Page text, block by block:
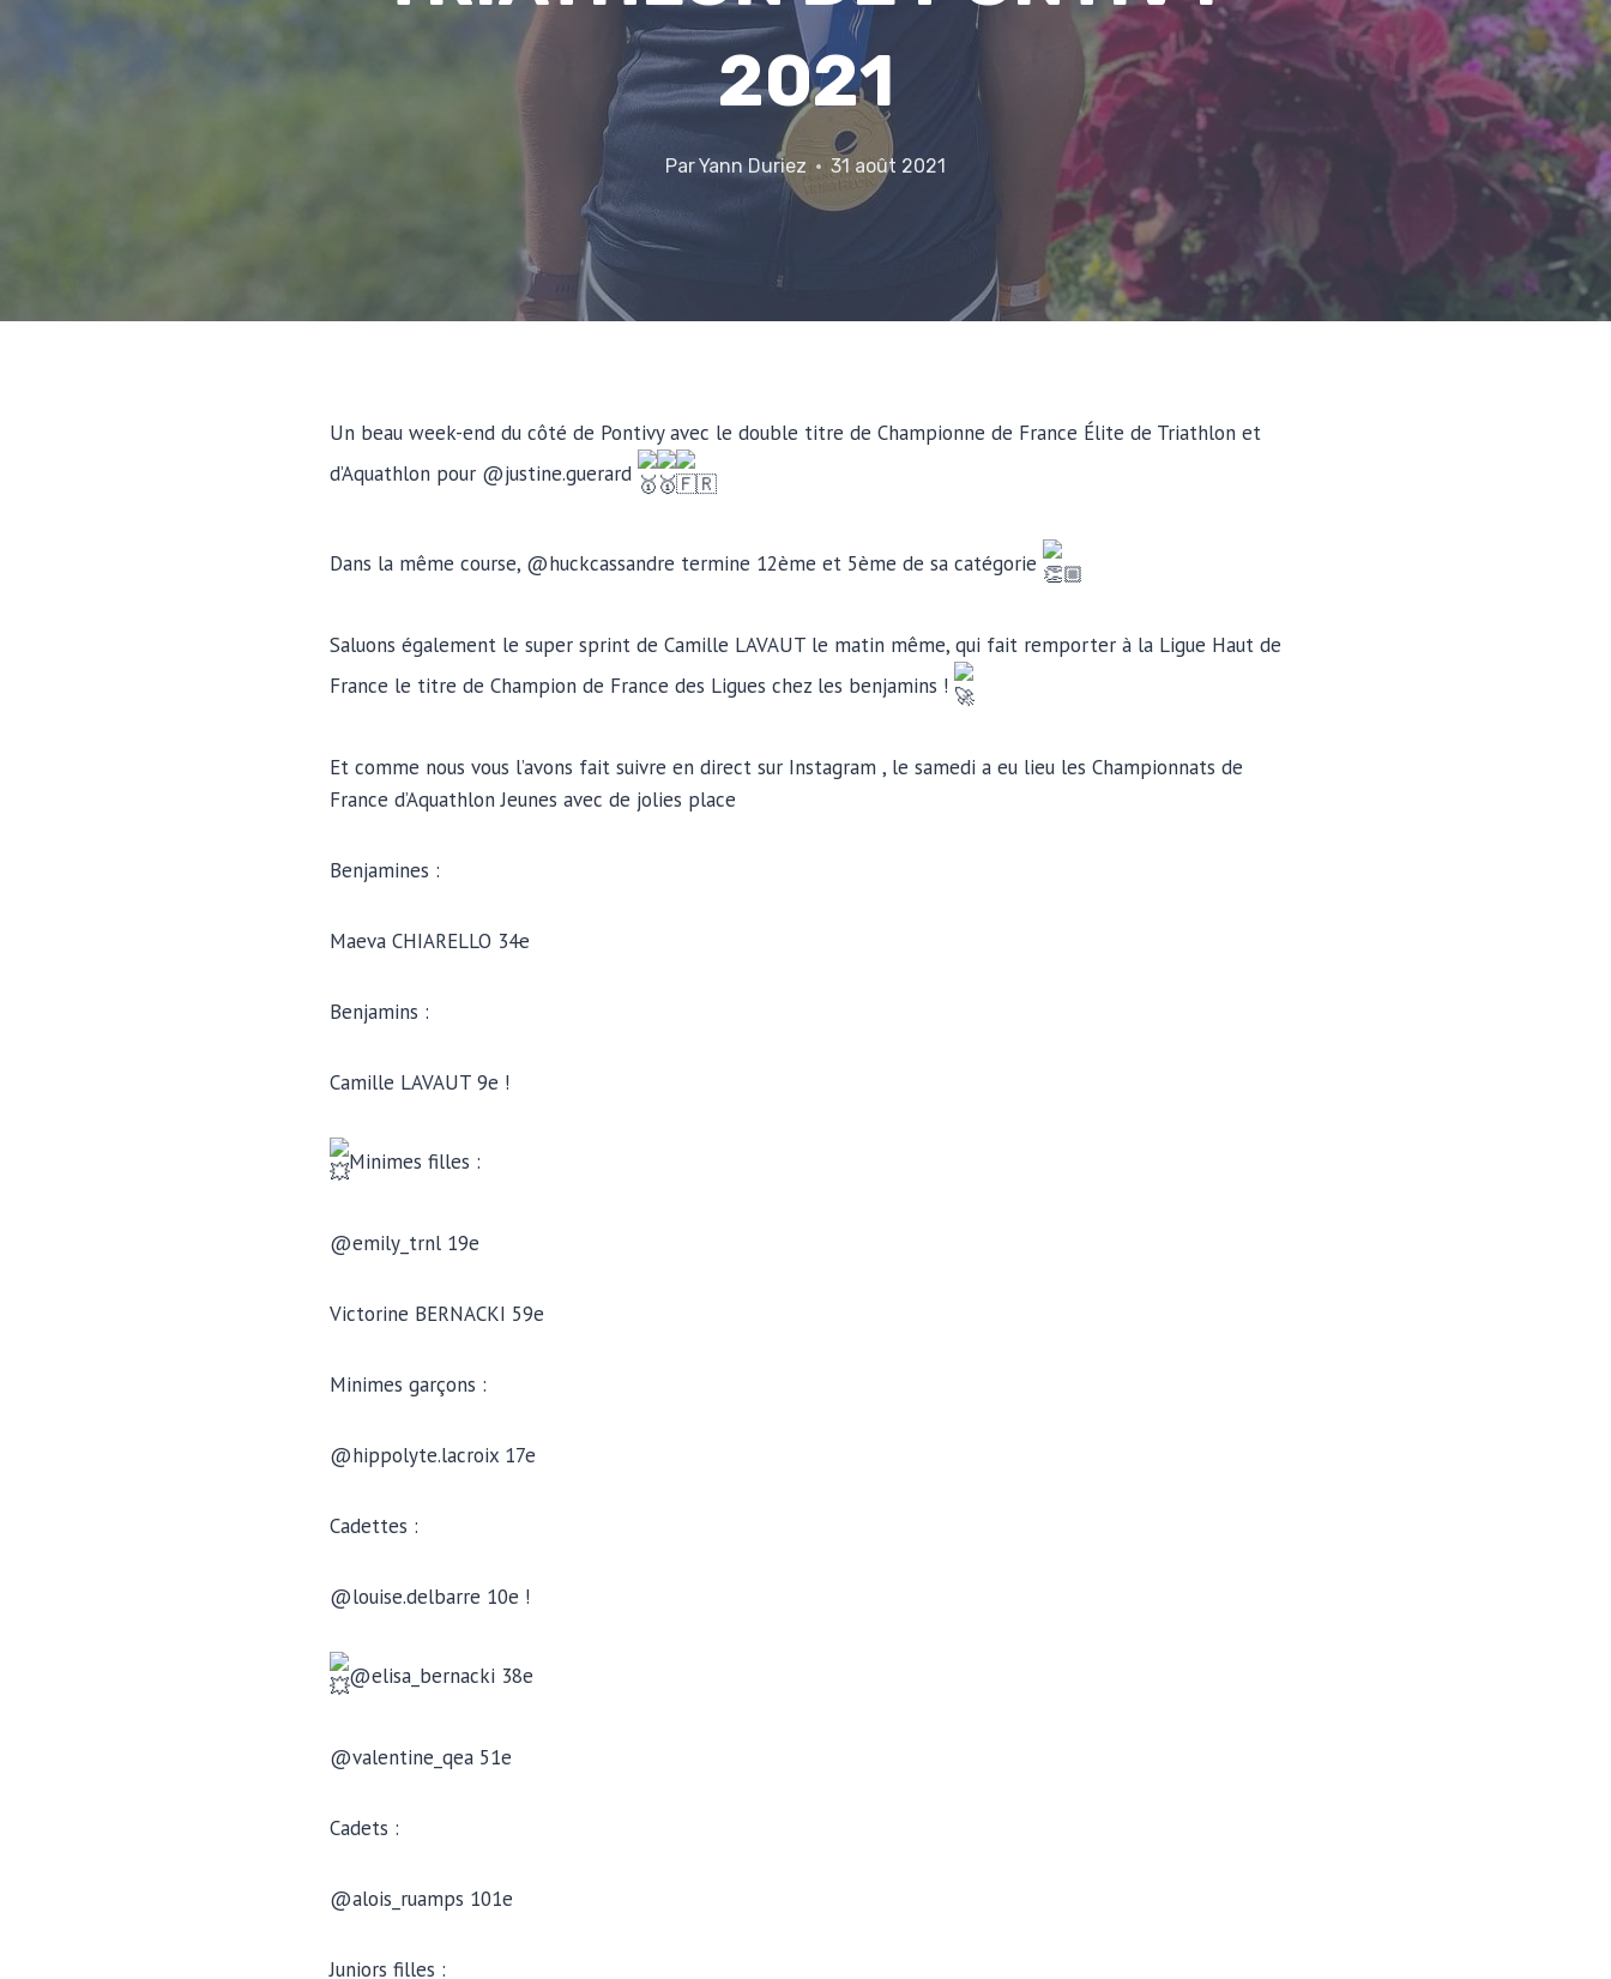
2021
ParYann Duriez 31 août 2021
Un beau week-end du côté de Pontivy avec le double titre de Championne de France Élite de Triathlon et
d’Aquathlon pour @justine.guerard
Dans la même course, @huckcassandre termine 12ème et 5ème de sa catégorie
Saluons également le super sprint de Camille LAVAUT le matin même, qui fait remporter à la Ligue Haut de
France le titre de Champion de France des Ligues chez les benjamins !
Et comme nous vous l’avons fait suivre en direct sur Instagram , le samedi a eu lieu les Championnats de
France d’Aquathlon Jeunes avec de jolies place
Benjamines :
Maeva CHIARELLO 34e
Benjamins :
Camille LAVAUT 9e !
Minimes filles :
@emily_trnl 19e
Victorine BERNACKI 59e
Minimes garçons :
@hippolyte.lacroix 17e
Cadettes :
@louise.delbarre 10e !
@elisa_bernacki 38e
@valentine_qea 51e
Cadets :
@alois_ruamps 101e
Juniors filles :